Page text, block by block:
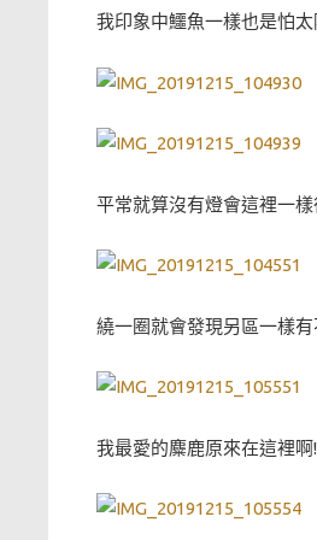
我印象中鱷魚一樣也是怕太
平常就算沒有燈會這裡一
繞一圈就會發現另區一樣有
我最愛的麋鹿原來在這裡啊!